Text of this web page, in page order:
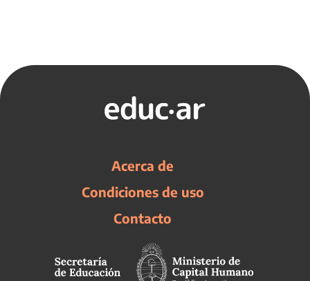
Acerca de
Condiciones de uso
Contacto